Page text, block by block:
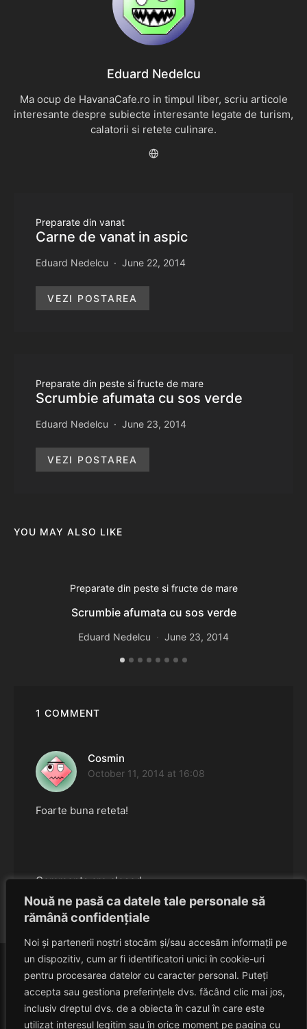
Nouă ne pasă ca datele tale personale să
rămână confidențiale
Noi și partenerii noștri stocăm și/sau accesăm informații pe
un dispozitiv, cum ar fi identificatori unici în cookie-uri
pentru procesarea datelor cu caracter personal. Puteți
accepta sau gestiona preferințele dvs. făcând clic mai jos,
inclusiv dreptul dvs. de a obiecta în cazul în care este
utilizat interesul legitim sau în orice moment pe pagina cu
Eduard Nedelcu
Ma ocup de HavanaCafe.ro in timpul liber, scriu articole
interesante despre subiecte interesante legate de turism,
calatorii si retete culinare.
Preparate din vanat
Carne de vanat in aspic
Eduard Nedelcu June 22, 2014
VEZI POSTAREA
Preparate din peste si fructe de mare
Scrumbie afumata cu sos verde
Eduard Nedelcu June 23, 2014
VEZI POSTAREA
YOU MAY ALSO LIKE
Preparate din peste si fructe de mare
Scrumbie afumata cu sos verde
Eduard Nedelcu June 23, 2014
1 COMMENT
Cosmin
October 11, 2014 at 16:08
Foarte buna reteta!
Comments are closed.